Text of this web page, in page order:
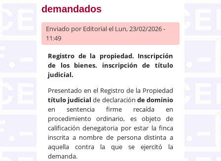
demandados
Enviado por Editorialel Lun, 23/02/2026 -
11:49
Registro de la propiedad. Inscripción
de los bienes. inscripción de título
judicial.
Presentado en el Registro de la Propiedad
título judicial de declaración de dominio
en sentencia firme recaída en
procedimiento ordinario, es objeto de
calificación denegatoria por estar la finca
inscrita a nombre de persona distinta a
aquella contra la que se ejercitó la
demanda.